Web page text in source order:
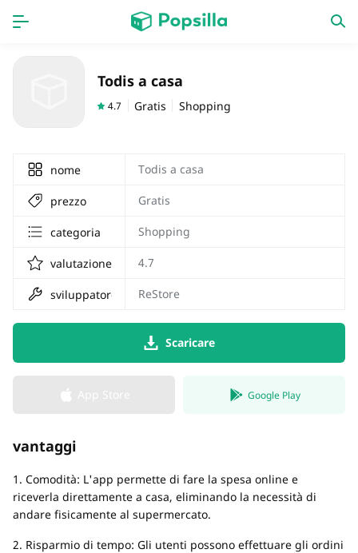
Todis a casa
4.7 Gratis Shopping
nome Todis a casa
prezzo Gratis
categoria Shopping
valutazione 4.7
sviluppatore ReStore
Scaricare
Google Play
vantaggi
1. Comodità: L'app permette di fare la spesa online e
riceverla direttamente a casa, eliminando la necessità di
andare fisicamente al supermercato.
2. Risparmio di tempo: Gli utenti possono effettuare gli ordini